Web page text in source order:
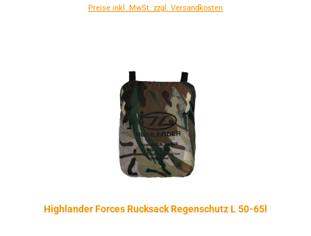
Preise inkl. MwSt. zzgl. Versandkosten
Highlander Forces Rucksack Regenschutz L 50-65l